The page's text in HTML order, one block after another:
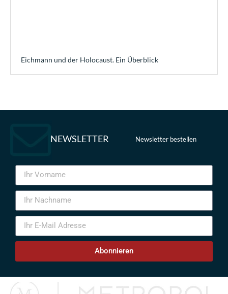
Eichmann und der Holocaust. Ein Überblick
NEWSLETTER Newsletter bestellen
Abonnieren